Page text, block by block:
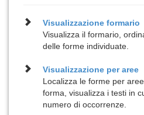
Visualizzazioneformario
Visualizza il formario,
delle forme individuate.
Visualizzazione peraree
Localizza le forme per
forma, visualizza i testi in
numero di occorrenze.